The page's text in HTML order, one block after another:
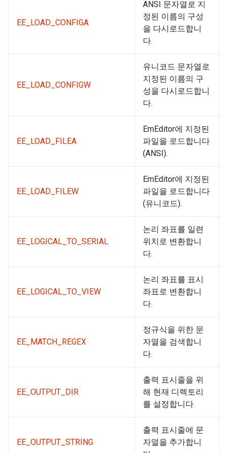
EE_LOAD_CONFIGA
ANSI 문자열로 지
정된 이름의 구성
을 다시로드합니
다.
EE_LOAD_CONFIGW
유니코드 문자열로
지정된 이름의 구
성을 다시로드합니
다.
EE_LOAD_FILEA
EmEditor에 지정된
파일을 로드합니다
(ANSI).
EE_LOAD_FILEW
EmEditor에 지정된
파일을 로드합니다
(유니코드).
EE_LOGICAL_TO_SERIAL
논리 좌표를 일련
위치로 변환합니
다.
EE_LOGICAL_TO_VIEW
논리 좌표를 표시
좌표로 변환합니
다.
EE_MATCH_REGEX
정규식을 위한 문
자열을 검색합니
다.
EE_OUTPUT_DIR
출력 표시줄을 위
해 현재 디렉토리
를 설정합니다.
EE_OUTPUT_STRING
출력 표시줄에 문
자열을 추가합니